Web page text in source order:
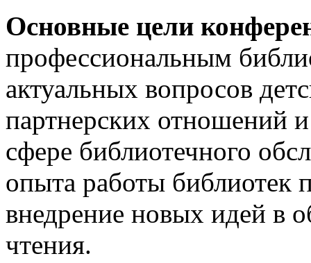
Основные цели
профессиональным
актуальных вопросов
партнерских отношений и
сфере библиотечного
опыта работы библиотек
внедрение новых идей в
чтения.